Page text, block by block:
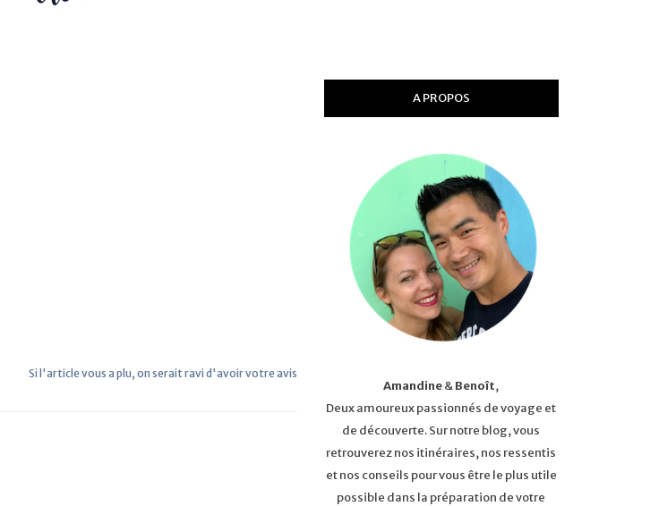
Si l'article vous a plu, on serait ravi d'avoir votre avis
A PROPOS
Amandine&Benoît,
Deux amoureux passionnés de voyage et
de découverte. Sur notre blog, vous
retrouverez nos itinéraires, nos ressentis
et nos conseils pour vous être le plus utile
possible dans la préparation de votre